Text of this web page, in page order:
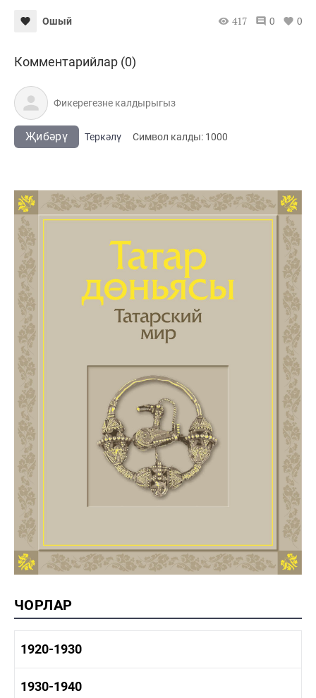
Ошый 417 0 0
Комментарийлар (0)
Җибәрү Теркәлү Cимвол калды: 1000
ЧОРЛАР
1920-1930
1920-1930 тарих
1930-1940